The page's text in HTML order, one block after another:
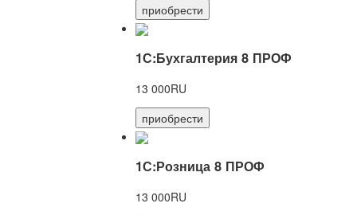
приобрести
1С:Бухгалтерия 8 ПРОФ
13 000RU
приобрести
1С:Розница 8 ПРОФ
13 000RU